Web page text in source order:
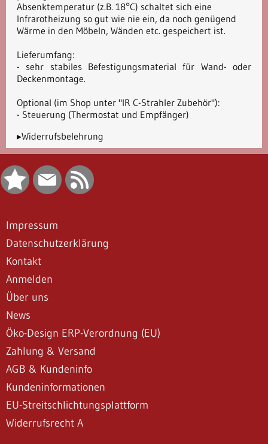
Absenktemperatur (z.B. 18°C) schaltet sich eine
Infrarotheizung so gut wie nie ein, da noch genügend
Wärme in den Möbeln, Wänden etc. gespeichert ist.
Lieferumfang:
- sehr stabiles Befestigungsmaterial für Wand- oder
Deckenmontage.
Optional (im Shop unter "IR C-Strahler Zubehör"):
- Steuerung (Thermostat und Empfänger)
▸Widerrufsbelehrung
Impressum
Datenschutzerklärung
Kontakt
Anmelden
Über uns
News
Öko-Design ERP-Verordnung (EU)
Zahlung & Versand
AGB & Kundeninfo
Kundeninformationen
EU-Streitschlichtungsplattform
Widerrufsrecht A